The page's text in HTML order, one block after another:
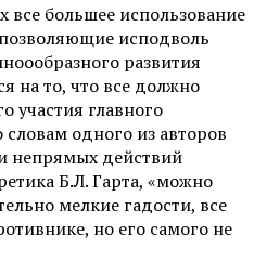
большее использование
исподволь
развития
на то, что все должно
участия главного
одного из авторов
непрямых действий
Б.Л. Гарта, «можно
мелкие гадости, все
но его самого не